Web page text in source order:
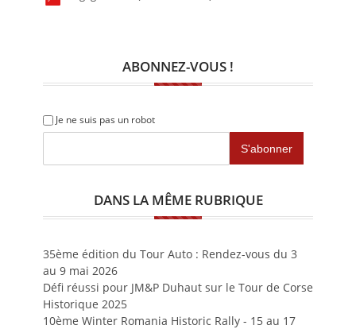
ABONNEZ-VOUS !
Je ne suis pas un robot
DANS LA MÊME RUBRIQUE
35ème édition du Tour Auto : Rendez-vous du 3
au 9 mai 2026
Défi réussi pour JM&P Duhaut sur le Tour de Corse
Historique 2025
10ème Winter Romania Historic Rally - 15 au 17